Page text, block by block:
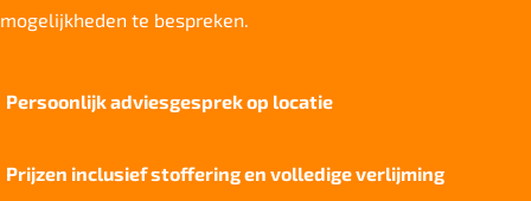
Slijtvastheid NF EN 1307
0,17 m²C° / W
23 dB
mogelijkheden te bespreken.
Persoonlijk adviesgesprek op locatie
Prijzen inclusief stoffering en volledige verlijming